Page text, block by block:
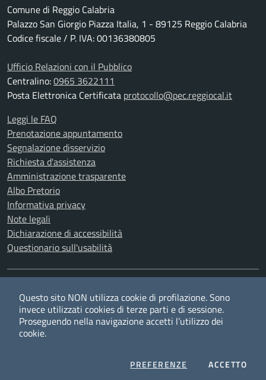
Comune di Reggio Calabria
Palazzo San Giorgio Piazza Italia, 1 - 89125 Reggio Calabria
Codice fiscale / P. IVA: 00136380805
Ufficio Relazioni con il Pubblico
Centralino:0965 3622111
Posta Elettronica Certificata protocollo@pec.reggiocal.it
Leggi le FAQ
Prenotazione appuntamento
Segnalazione disservizio
Richiesta d'assistenza
Amministrazione trasparente
Albo Pretorio
Informativa privacy
Note legali
Dichiarazione di accessibilità
Questionario sull'usabilità
TwitterFacebookYouTubeRSS
Questo sito NON utilizza cookie di profilazione. Sono
invece utilizzati cookies di terze parti e di sessione.
Proseguendo nella navigazione accetti l’utilizzo dei
cookie.
PREFERENZE COOKIESACCETTOI